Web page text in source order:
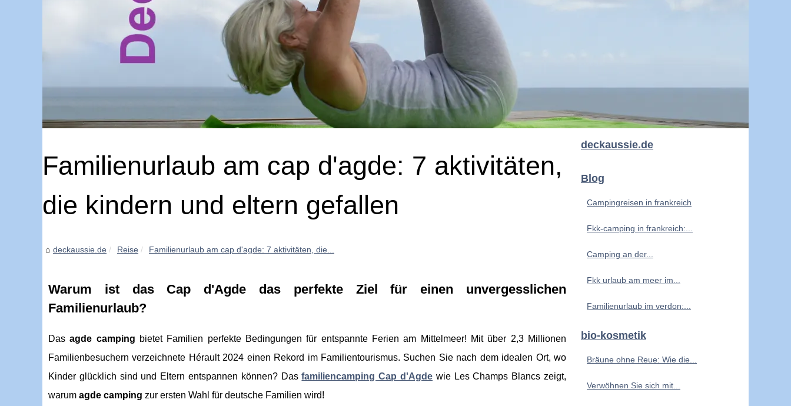
Familienurlaub am cap d'agde: 7 aktivitäten,
die kindern und eltern gefallen
deckaussie.de Reise Familienurlaub am cap d'agde: 7 aktivitäten, die...
Warum ist das Cap d'Agde das perfekte Ziel für einen unvergesslichen
Familienurlaub?
Dasagde camping bietet Familien perfekte Bedingungen für entspannte Ferien am Mittelmeer! Mit über 2,3 Millionen
Familienbesuchern verzeichnete Hérault 2024 einen Rekord im Familientourismus. Suchen Sie nach dem idealen Ort, wo
Kinder glücklich sind und Eltern entspannen können? Dasfamiliencamping Cap d'Agde wie Les Champs Blancs zeigt,
warum agde camping zur ersten Wahl für deutsche Familien wird!
deckaussie.de
Blog
Campingreisen in frankreich
Fkk-camping in frankreich:...
Camping an der...
Fkk urlaub am meer im...
Familienurlaub im verdon:...
bio-kosmetik
Bräune ohne Reue: Wie die...
Verwöhnen Sie sich mit...